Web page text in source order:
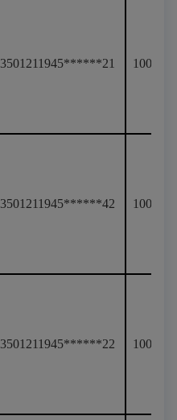
3501211945******21 100
3501211945******42 100
3501211945******22 100